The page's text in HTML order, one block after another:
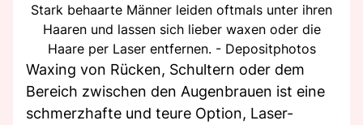
Stark behaarte Männer leiden oftmals unter ihren
Haaren und lassen sich lieber waxen oder die
Haare per Laser entfernen. - Depositphotos
Waxing von Rücken, Schultern oder dem
Bereich zwischen den Augenbrauen ist eine
schmerzhafte und teure Option, Laser-